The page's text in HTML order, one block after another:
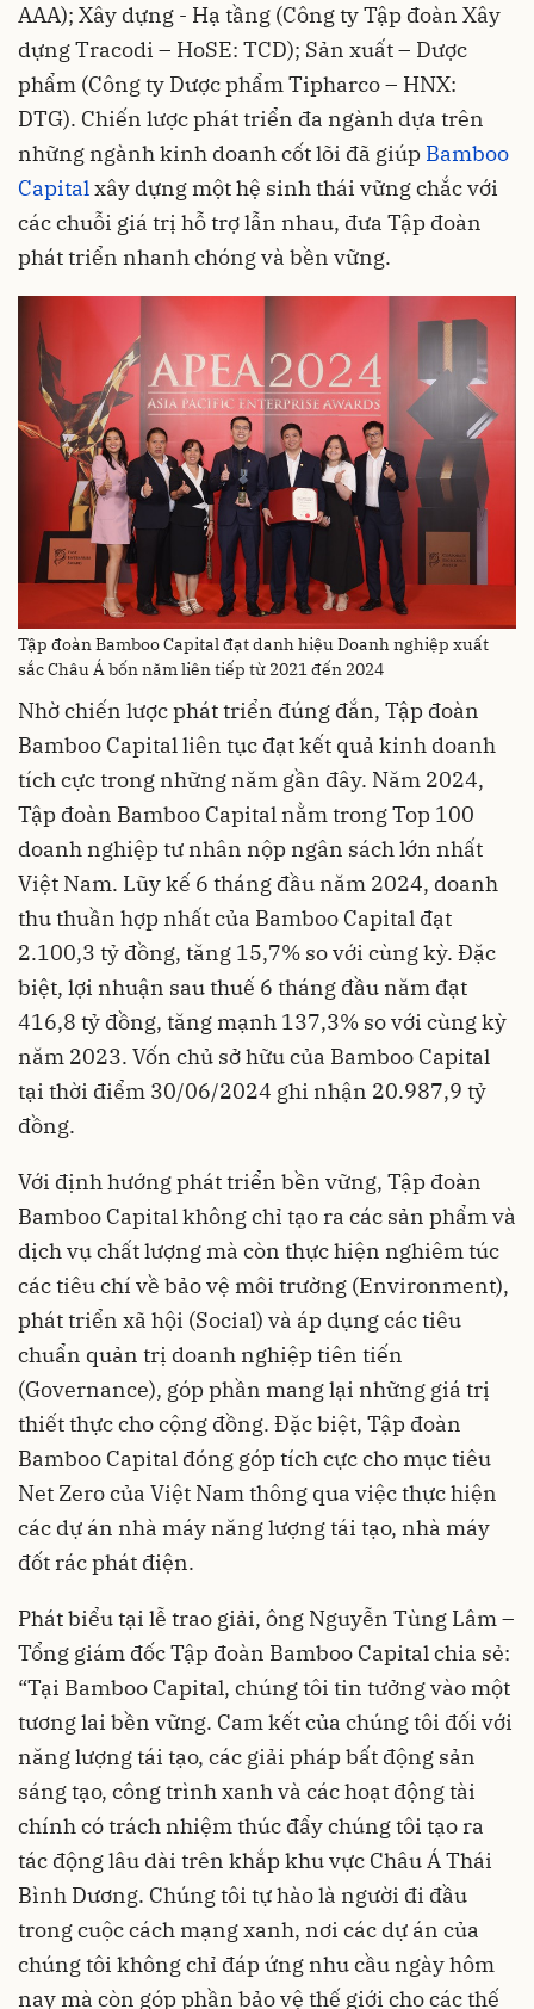
AAA); Xây dựng - Hạ tầng (Công ty Tập đoàn Xây
dựng Tracodi – HoSE: TCD); Sản xuất – Dược
phẩm (Công ty Dược phẩm Tipharco – HNX:
DTG). Chiến lược phát triển đa ngành dựa trên
những ngành kinh doanh cốt lõi đã giúp Bamboo
Capitalxây dựng một hệ sinh thái vững chắc với
các chuỗi giá trị hỗ trợ lẫn nhau, đưa Tập đoàn
phát triển nhanh chóng và bền vững.
Tập đoàn Bamboo Capital đạt danh hiệu Doanh nghiệp xuất
sắc Châu Á bốn năm liên tiếp từ 2021 đến 2024
Nhờ chiến lược phát triển đúng đắn, Tập đoàn
Bamboo Capital liên tục đạt kết quả kinh doanh
tích cực trong những năm gần đây. Năm 2024,
Tập đoàn Bamboo Capital nằm trong Top 100
doanh nghiệp tư nhân nộp ngân sách lớn nhất
Việt Nam. Lũy kế 6 tháng đầu năm 2024, doanh
thu thuần hợp nhất của Bamboo Capital đạt
2.100,3 tỷ đồng, tăng 15,7% so với cùng kỳ. Đặc
biệt, lợi nhuận sau thuế 6 tháng đầu năm đạt
416,8 tỷ đồng, tăng mạnh 137,3% so với cùng kỳ
năm 2023. Vốn chủ sở hữu của Bamboo Capital
tại thời điểm 30/06/2024 ghi nhận 20.987,9 tỷ
đồng.
Với định hướng phát triển bền vững, Tập đoàn
Bamboo Capital không chỉ tạo ra các sản phẩm và
dịch vụ chất lượng mà còn thực hiện nghiêm túc
các tiêu chí về bảo vệ môi trường (Environment),
phát triển xã hội (Social) và áp dụng các tiêu
chuẩn quản trị doanh nghiệp tiên tiến
(Governance), góp phần mang lại những giá trị
thiết thực cho cộng đồng. Đặc biệt, Tập đoàn
Bamboo Capital đóng góp tích cực cho mục tiêu
Net Zero của Việt Nam thông qua việc thực hiện
các dự án nhà máy năng lượng tái tạo, nhà máy
đốt rác phát điện.
Phát biểu tại lễ trao giải, ông Nguyễn Tùng Lâm –
Tổng giám đốc Tập đoàn Bamboo Capital chia sẻ:
“Tại Bamboo Capital, chúng tôi tin tưởng vào một
tương lai bền vững. Cam kết của chúng tôi đối với
năng lượng tái tạo, các giải pháp bất động sản
sáng tạo, công trình xanh và các hoạt động tài
chính có trách nhiệm thúc đẩy chúng tôi tạo ra
tác động lâu dài trên khắp khu vực Châu Á Thái
Bình Dương. Chúng tôi tự hào là người đi đầu
trong cuộc cách mạng xanh, nơi các dự án của
chúng tôi không chỉ đáp ứng nhu cầu ngày hôm
nay mà còn góp phần bảo vệ thế giới cho các thế